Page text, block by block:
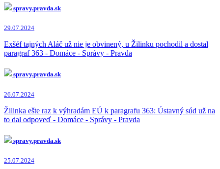
spravy.pravda.sk
29.07.2024
Exšéf tajných Aláč už nie je obvinený, u Žilinku pochodil a dostal
paragraf 363 - Domáce - Správy - Pravda
spravy.pravda.sk
26.07.2024
Žilinka ešte raz k výhradám EÚ k paragrafu 363: Ústavný súd už na
to dal odpoveď - Domáce - Správy - Pravda
spravy.pravda.sk
25.07.2024